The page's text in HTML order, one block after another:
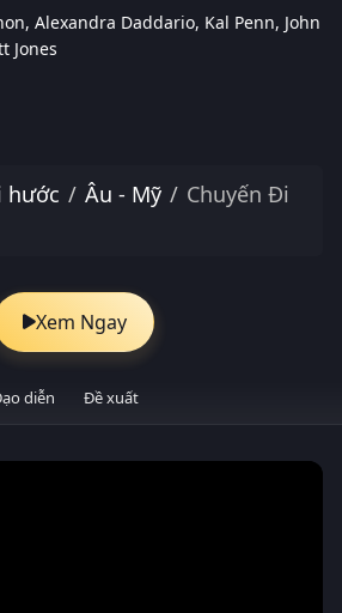
Alexandra Daddario Kal Penn John
Jones
hước Âu - Mỹ
Chuyến Đi
Xem Ngay
diễn Đề xuất